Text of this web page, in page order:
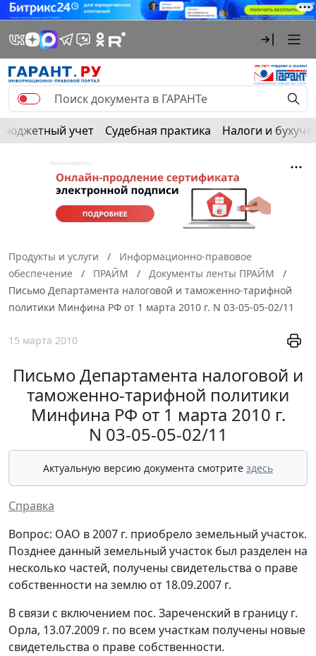
Бюджетный учет Судебная практика Налоги и
Продукты и услуги
Информационно-правовое
обеспечение
ПРАЙМ
Документы ленты ПРАЙМ
Письмо Департамента налоговой и таможенно-тарифной
политики Минфина РФ от 1 марта 2010 г. N 03-05-05-02/11
15 марта 2010
Письмо Департамента налоговой и
таможенно-тарифной политики
Минфина РФ от 1 марта 2010 г.
N 03-05-05-02/11
Актуальную версию документа смотрите здесь
Справка
Вопрос: ОАО в 2007 г. приобрело земельный участок.
Позднее данный земельный участок был разделен на
несколько частей, получены свидетельства о праве
собственности на землю от 18.09.2007 г.
В связи с включением пос. Зареченский в границу г.
Орла, 13.07.2009 г. по всем участкам получены новые
свидетельства о праве собственности.